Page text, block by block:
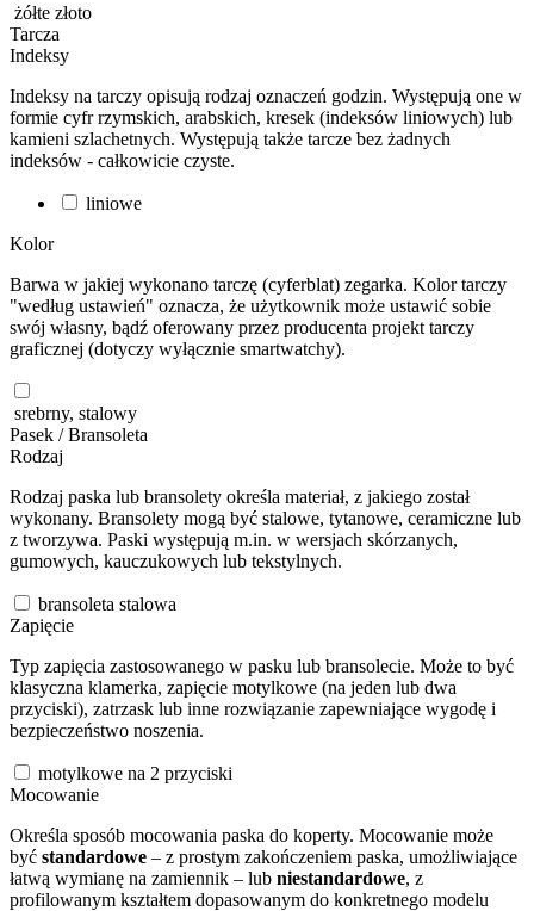
żółte złoto
Tarcza
Indeksy
Indeksy na tarczy opisują rodzaj oznaczeń godzin. Występują one w
formie cyfr rzymskich, arabskich, kresek (indeksów liniowych) lub
kamieni szlachetnych. Występują także tarcze bez żadnych
indeksów - całkowicie czyste.
liniowe
Kolor
Barwa w jakiej wykonano tarczę (cyferblat) zegarka. Kolor tarczy
"według ustawień" oznacza, że użytkownik może ustawić sobie
swój własny, bądź oferowany przez producenta projekt tarczy
graficznej (dotyczy wyłącznie smartwatchy).
srebrny, stalowy
Pasek / Bransoleta
Rodzaj
Rodzaj paska lub bransolety określa materiał, z jakiego został
wykonany. Bransolety mogą być stalowe, tytanowe, ceramiczne lub
z tworzywa. Paski występują m.in. w wersjach skórzanych,
gumowych, kauczukowych lub tekstylnych.
bransoleta stalowa
Zapięcie
Typ zapięcia zastosowanego w pasku lub bransolecie. Może to być
klasyczna klamerka, zapięcie motylkowe (na jeden lub dwa
przyciski), zatrzask lub inne rozwiązanie zapewniające wygodę i
bezpieczeństwo noszenia.
motylkowe na 2 przyciski
Mocowanie
Określa sposób mocowania paska do koperty. Mocowanie może
być standardowe – z prostym zakończeniem paska, umożliwiające
łatwą wymianę na zamiennik – lub niestandardowe, z
profilowanym kształtem dopasowanym do konkretnego modelu